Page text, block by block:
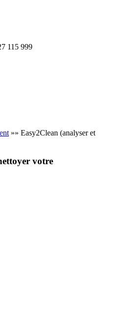
115 999
»» Easy2Clean (analyser et
votre